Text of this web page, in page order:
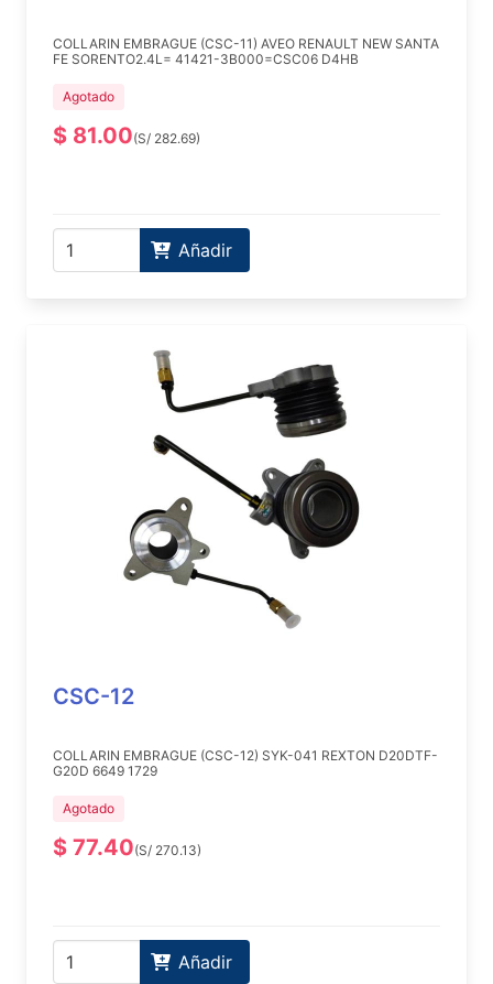
COLLARIN EMBRAGUE (CSC-11) AVEO RENAULT NEW SANTA
FE SORENTO2.4L= 41421-3B000=CSC06 D4HB
Agotado
$ 81.00(S/ 282.69)
Añadir
CSC-12
COLLARIN EMBRAGUE (CSC-12) SYK-041 REXTON D20DTF-
G20D 6649 1729
Agotado
$ 77.40(S/ 270.13)
Añadir